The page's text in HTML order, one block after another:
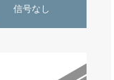
信号なし